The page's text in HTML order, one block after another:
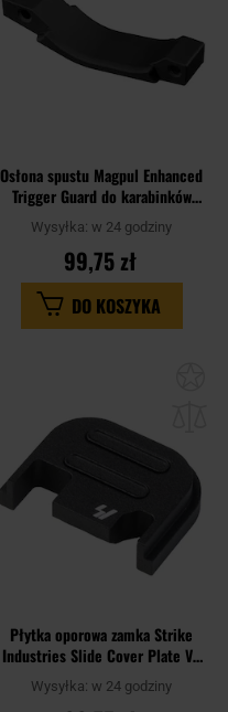
Osłona spustu Magpul Enhanced
Trigger Guard do karabinków
AR15/M4 - Black
Wysyłka: w 24 godziny
99,75 zł
DO KOSZYKA
Płytka oporowa zamka Strike
Industries Slide Cover Plate V2
do pistoletów Glock - Black
Wysyłka: w 24 godziny